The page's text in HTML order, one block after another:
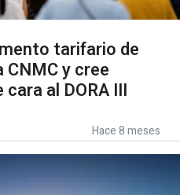
tarifario de
CNMC y cree
al DORA III
Hace 8 meses